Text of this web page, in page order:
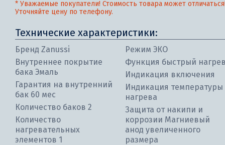
* Уважаемые покупатели! Стоимость товара может
Уточняйте цену по телефону.
Технические характеристики:
Бренд Zanussi
Внутреннее покрытие
бака Эмаль
Гарантия на внутренний
бак 60 мес
Количество баков 2
Количество
нагревательных
элементов 1
Режим ЭКО
Функция быстрый
Индикация включения
Индикация температуры
нагрева
Защита от накипи и
коррозии Магниевый
анод увеличенного
размера